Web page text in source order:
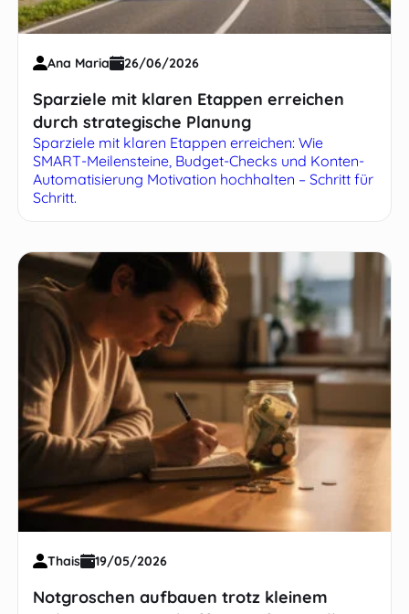
Ana Maria 26/06/2026
Sparziele mit klaren Etappen erreichen
durch strategische Planung
Sparziele mit klaren Etappen erreichen: Wie
SMART-Meilensteine, Budget-Checks und Konten-
Automatisierung Motivation hochhalten – Schritt für
Schritt.
Thais 19/05/2026
Notgroschen aufbauen trotz kleinem